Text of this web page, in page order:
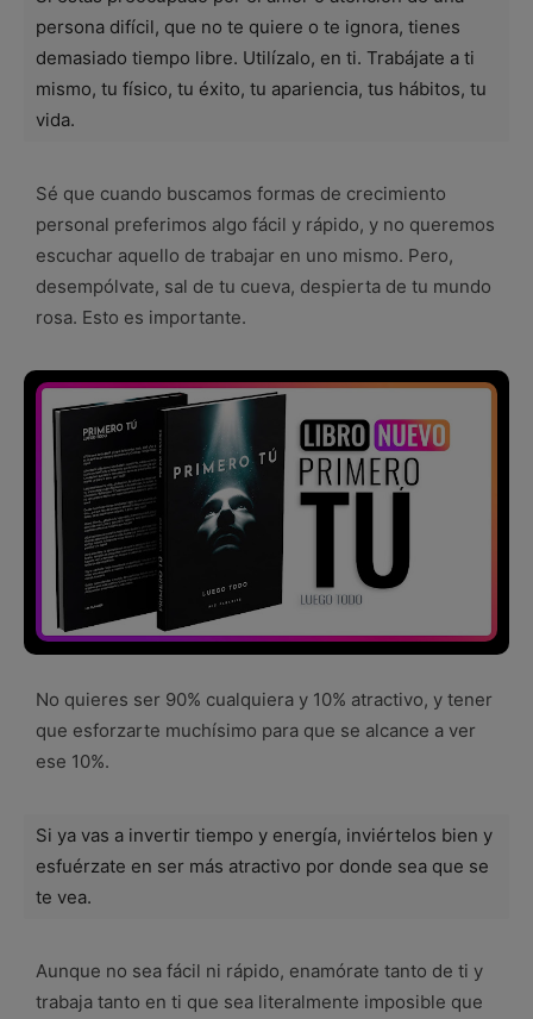
persona difícil, que no te quiere o te ignora, tienes
demasiado tiempo libre. Utilízalo, en ti. Trabájate a ti
mismo, tu físico, tu éxito, tu apariencia, tus hábitos, tu
vida.
Sé que cuando buscamos formas de crecimiento
personal preferimos algo fácil y rápido, y no queremos
escuchar aquello de trabajar en uno mismo. Pero,
desempólvate, sal de tu cueva, despierta de tu mundo
rosa. Esto es importante.
No quieres ser 90% cualquiera y 10% atractivo, y tener
que esforzarte muchísimo para que se alcance a ver
ese 10%.
Si ya vas a invertir tiempo y energía, inviértelos bien y
esfuérzate en ser más atractivo por donde sea que se
te vea.
Aunque no sea fácil ni rápido, enamórate tanto de ti y
trabaja tanto en ti que sea literalmente imposible que